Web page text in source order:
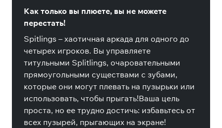
Как только вы плюете, вы не можете
перестать!
Spitlings – хаотичная аркада для одного до
четырех игроков. Вы управляете
титульными Splitlings, очаровательными
прямоугольными существами с зубами,
которые они могут плевать на пузырьки или
использовать, чтобы прыгать!Ваша цель
проста, но ее трудно достичь: избавьтесь от
всех пузырей, прыгающих на экране!